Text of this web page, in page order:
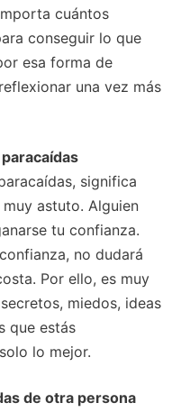
cuántos
conseguir lo que
esa forma de
una vez más
significa
astuto. Alguien
tu confianza.
no dudará
Por ello, es muy
miedos, ideas
que estás
lo mejor.
de otra persona